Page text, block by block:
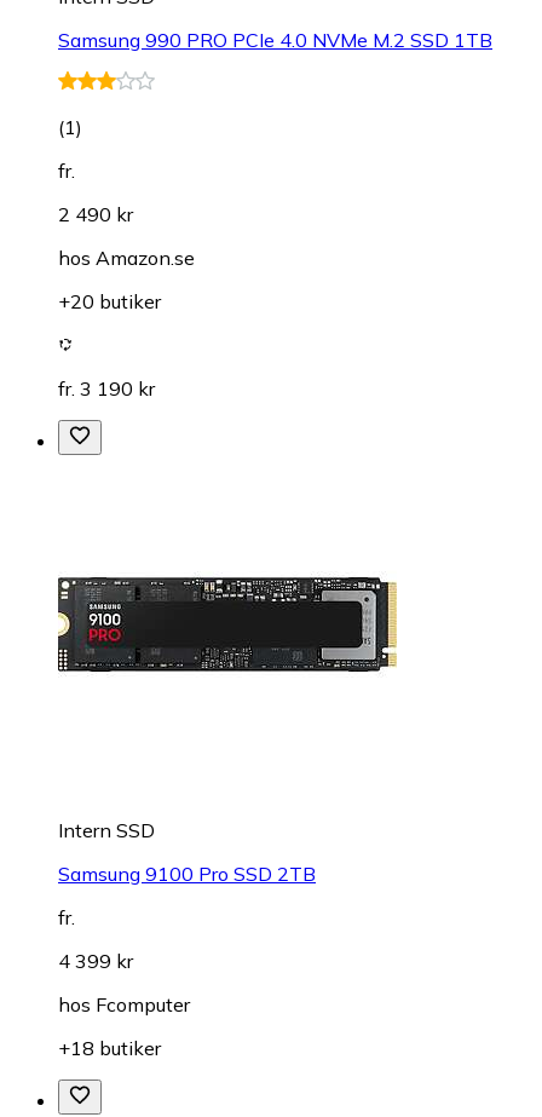
Samsung 990 PRO PCIe 4.0 NVMe M.2 SSD 1TB
(1)
fr.
2 490 kr
hos Amazon.se
+20 butiker
fr. 3 190 kr
Intern SSD
Samsung 9100 Pro SSD 2TB
fr.
4 399 kr
hos Fcomputer
+18 butiker